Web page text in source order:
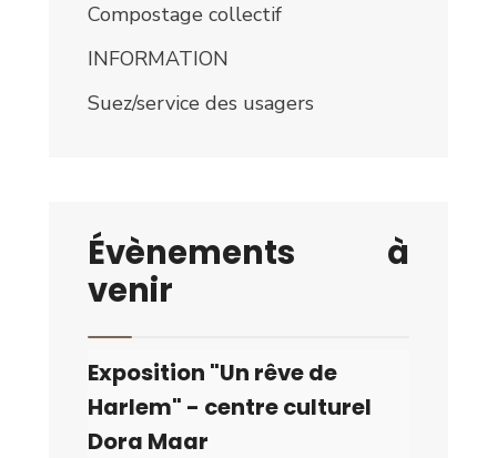
Compostage collectif
INFORMATION
Suez/service des usagers
Évènements à
venir
Exposition "Un rêve de
Harlem" - centre culturel
Dora Maar